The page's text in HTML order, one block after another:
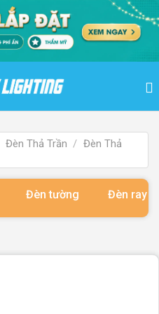
Đèn Thả Trần / Đèn Thả
Đèn tường Đèn ray